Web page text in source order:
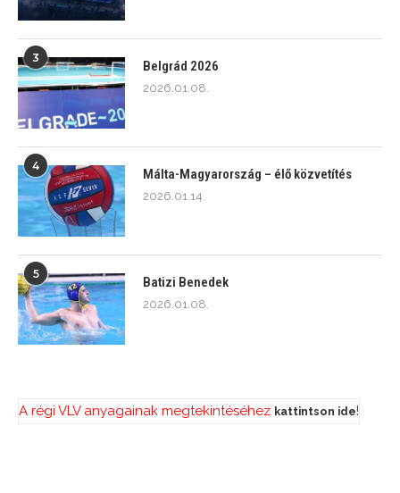
3
Belgrád 2026
2026.01.08.
4
Málta-Magyarország – élő közvetítés
2026.01.14.
5
Batizi Benedek
2026.01.08.
A régi VLV anyagainak megtekintéséhez kattintson ide!